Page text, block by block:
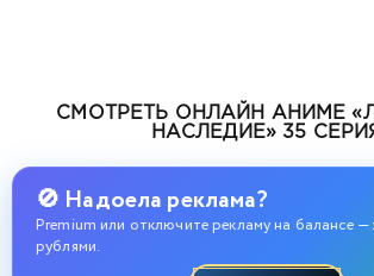
СМОТРЕТЬ ОНЛАЙН АНИМЕ
НАСЛЕДИЕ» 35
🚫 Надоела реклама?
Premium или отключите рекламу на балансе —
рублями.